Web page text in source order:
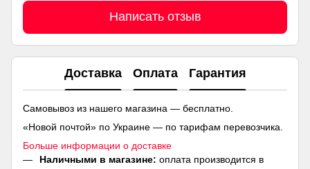
Написать отзыв
Доставка Оплата Гарантия
Самовывоз из нашего магазина — бесплатно.
«Новой почтой» по Украине — по тарифам перевозчика.
Больше информации о доставке
Наличными в магазине: оплата производится в